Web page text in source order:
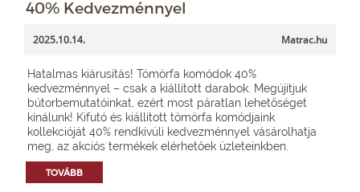
40% Kedvezménnyel
2025.10.14. Matrac.hu
Hatalmas kiárusítás! Tömörfa komódok 40%
kedvezménnyel – csak a kiállított darabok. Megújítjuk
bútorbemutatóinkat, ezért most páratlan lehetőséget
kínálunk! Kifutó és kiállított tömörfa komódjaink
kollekcióját 40% rendkívüli kedvezménnyel vásárolhatja
meg, az akciós termékek elérhetőek üzleteinkben.
TOVÁBB